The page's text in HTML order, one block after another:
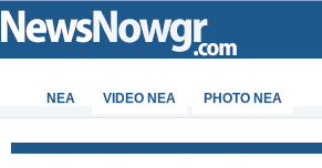
ΝΕΑ VIDEO NEA PHOTO NEA